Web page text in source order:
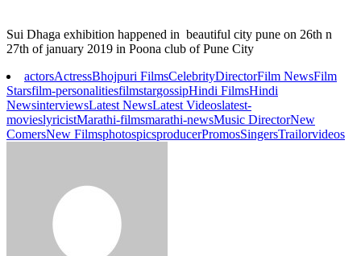
Sui Dhaga exhibition happened in beautiful city pune on 26th n
27th of january 2019 in Poona club of Pune City
actorsActressBhojpuri FilmsCelebrityDirectorFilm NewsFilm
Starsfilm-personalitiesfilmstargossipHindi FilmsHindi
NewsinterviewsLatest NewsLatest Videoslatest-
movieslyricistMarathi-filmsmarathi-newsMusic DirectorNew
ComersNew FilmsphotospicsproducerPromosSingersTrailorvideos